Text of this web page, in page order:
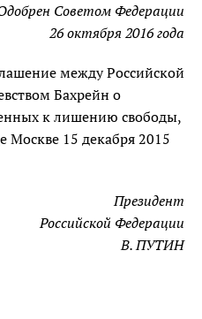
Советом Федерации
26 октября 2016 года
между Российской
Бахрейн о
к лишению свободы,
Москве 15 декабря 2015
Президент
Российской Федерации
В. ПУТИН